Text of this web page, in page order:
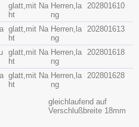
glatt,mit Na
ht
Herren,la
ng
202801610
glatt,mit Na
ht
Herren,la
ng
202801613
glatt,mit Na
ht
Herren,la
ng
202801618
glatt,mit Na
ht
Herren,la
ng
202801628
gleichlaufend auf
Verschlußbreite 18mm